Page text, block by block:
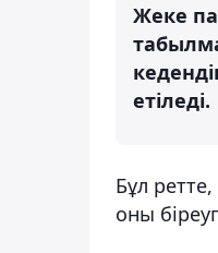
Жеке
етіледі.
Бұл
оны